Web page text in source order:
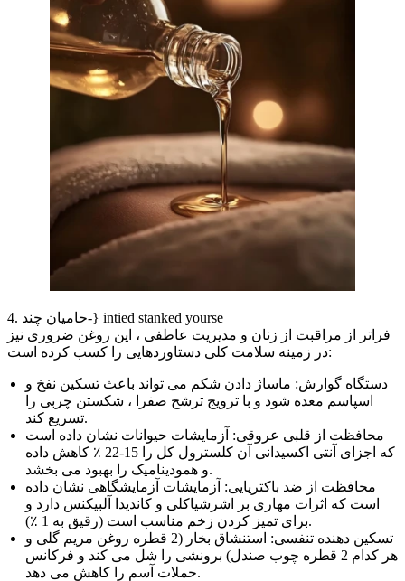
4. حامیان چند-} intied stanked yourse
فراتر از مراقبت از زنان و مدیریت عاطفی ، این روغن ضروری نیز
در زمینه سلامت کلی دستاوردهایی را کسب کرده است:
دستگاه گوارش: ماساژ دادن شکم می تواند باعث تسکین نفخ و
اسپاسم معده شود و با ترویج ترشح صفرا ، شکستن چربی را
تسریع کند.
محافظت از قلبی عروقی: آزمایشات حیوانات نشان داده است
که اجزای آنتی اکسیدانی آن کلسترول کل را 15-22 ٪ کاهش داده
و همودینامیک را بهبود می بخشد.
محافظت از ضد باکتریایی: آزمایشات آزمایشگاهی نشان داده
است که اثرات مهاری بر اشرشیاکلی و کاندیدا آلبیکنس دارد و
برای تمیز کردن زخم مناسب است (رقیق به 1 ٪).
تسکین دهنده تنفسی: استنشاق بخار (2 قطره روغن مریم گلی و
هر کدام 2 قطره چوب صندل) برونشی را شل می کند و فرکانس
حملات آسم را کاهش می دهد.